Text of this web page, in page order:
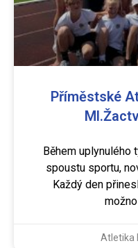
Příměstské
Během uplynulého
spoustu sportu,
Každý den
Atletika